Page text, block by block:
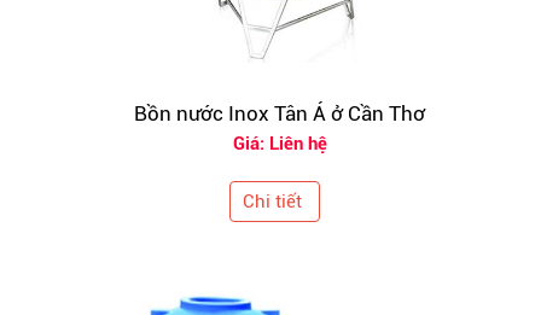
Bồn nước Inox Tân Á ở Cần Thơ
Giá: Liên hệ
Chi tiết